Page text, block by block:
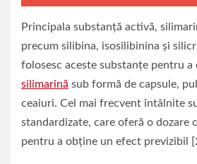
Principala substanță activă,
precum silibina, isosilibinina și
folosesc aceste substanțe pentru a
silimarină sub formă de capsule,
ceaiuri. Cel mai frecvent întâlnite
standardizate, care oferă o dozare
pentru a obține un efect previzibil